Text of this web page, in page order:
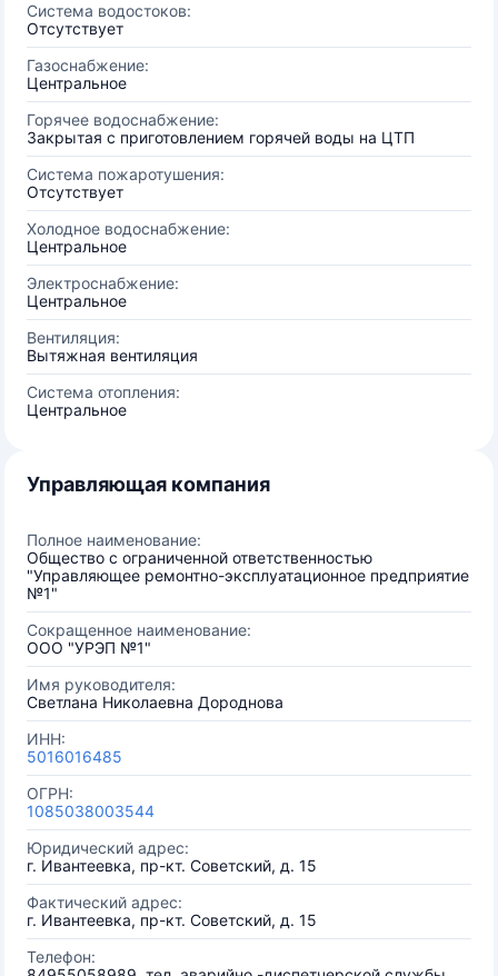
Система водостоков:
Отсутствует
Газоснабжение:
Центральное
Горячее водоснабжение:
Закрытая с приготовлением горячей воды на ЦТП
Система пожаротушения:
Отсутствует
Холодное водоснабжение:
Центральное
Электроснабжение:
Центральное
Вентиляция:
Вытяжная вентиляция
Система отопления:
Центральное
Управляющая компания
Полное наименование:
Общество с ограниченной ответственностью
"Управляющее ремонтно-эксплуатационное предприятие
№1"
Сокращенное наименование:
ООО "УРЭП №1"
Имя руководителя:
Светлана Николаевна Дороднова
ИНН:
5016016485
ОГРН:
1085038003544
Юридический адрес:
г. Ивантеевка, пр-кт. Советский, д. 15
Фактический адрес:
г. Ивантеевка, пр-кт. Советский, д. 15
Телефон: